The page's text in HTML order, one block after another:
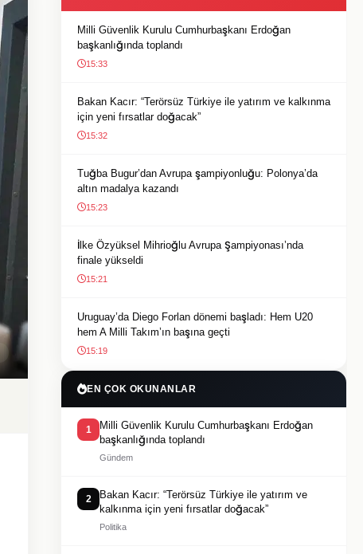
Milli Güvenlik Kurulu Cumhurbaşkanı Erdoğan
başkanlığında toplandı
15:33
Bakan Kacır: “Terörsüz Türkiye ile yatırım ve kalkınma
için yeni fırsatlar doğacak”
15:32
Tuğba Bugur’dan Avrupa şampiyonluğu: Polonya’da
altın madalya kazandı
15:23
İlke Özyüksel Mihrioğlu Avrupa Şampiyonası’nda
finale yükseldi
15:21
Uruguay’da Diego Forlan dönemi başladı: Hem U20
hem A Milli Takım’ın başına geçti
15:19
EN ÇOK OKUNANLAR
1
Milli Güvenlik Kurulu Cumhurbaşkanı Erdoğan
başkanlığında toplandı
Gündem
2
Bakan Kacır: “Terörsüz Türkiye ile yatırım ve
kalkınma için yeni fırsatlar doğacak”
Politika